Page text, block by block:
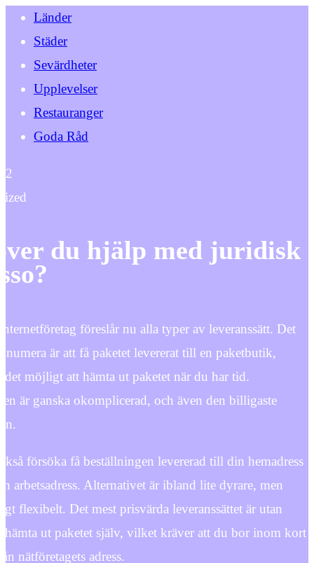
Länder
Städer
Sevärdheter
Upplevelser
Restauranger
Goda Råd
du hjälp med juridisk
föreslår nu alla typer av leveranssätt. Det
numera är att få paketet levererat till en paketbutik,
möjligt att hämta ut paketet när du har tid.
är ganska okomplicerad, och även den billigaste
försöka få beställningen levererad till din hemadress
arbetsadress. Alternativet är ibland lite dyrare, men
flexibelt. Det mest prisvärda leveranssättet är utan
hämta ut paketet själv, vilket kräver att du bor inom kort
nätföretagets adress.